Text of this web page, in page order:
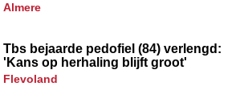
almere
Tbs bejaarde pedofiel (84) verlengd:
'Kans op herhaling blijft groot'
flevoland